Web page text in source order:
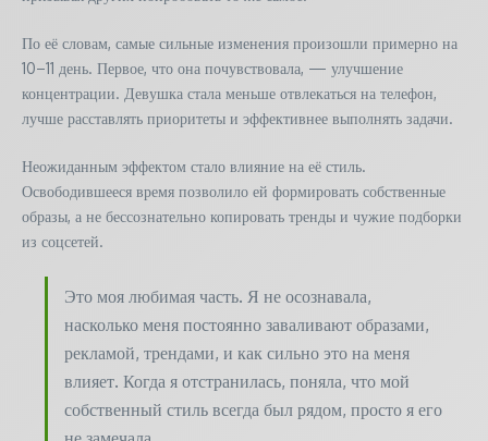
По её словам, самые сильные изменения произошли примерно на
10–11 день. Первое, что она почувствовала, — улучшение
концентрации. Девушка стала меньше отвлекаться на телефон,
лучше расставлять приоритеты и эффективнее выполнять задачи.
Неожиданным эффектом стало влияние на её стиль.
Освободившееся время позволило ей формировать собственные
образы, а не бессознательно копировать тренды и чужие подборки
из соцсетей.
Это моя любимая часть. Я не осознавала,
насколько меня постоянно заваливают образами,
рекламой, трендами, и как сильно это на меня
влияет. Когда я отстранилась, поняла, что мой
собственный стиль всегда был рядом, просто я его